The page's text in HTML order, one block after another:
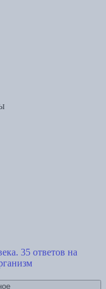
35 ответов на